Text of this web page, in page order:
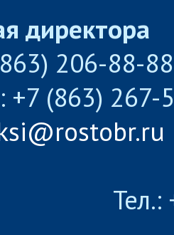
директора
206-88-
+7 (863) 267-